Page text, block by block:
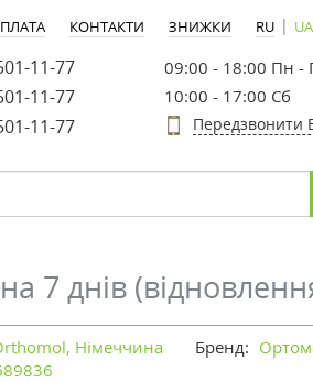
КОНТАКТИ ЗНИЖКИ RU | UA
11-77
11-77
11-77
09:00 - 18:00 Пн -
10:00 - 17:00 Сб
Передзвонити
днів
Німеччина Бренд: